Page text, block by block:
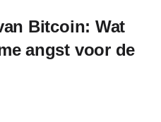
Bitcoin: Wat
angst voor de